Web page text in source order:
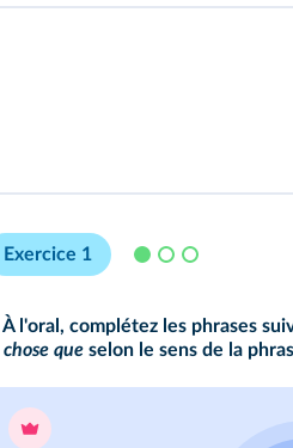
Exercice 1
À l'oral, complétez les phrases
que selon le sens de la